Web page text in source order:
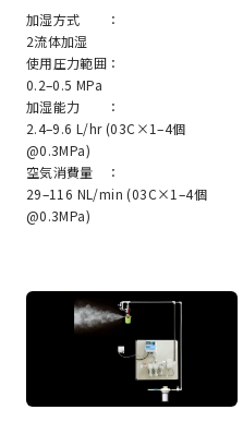
加湿方式 ：
2流体加湿
使用圧力範囲：
0.2–0.5 MPa
加湿能力 ：
2.4–9.6 L/hr (03C×1–4個
@0.3MPa)
空気消費量 ：
29–116 NL/min (03C×1–4個
@0.3MPa)